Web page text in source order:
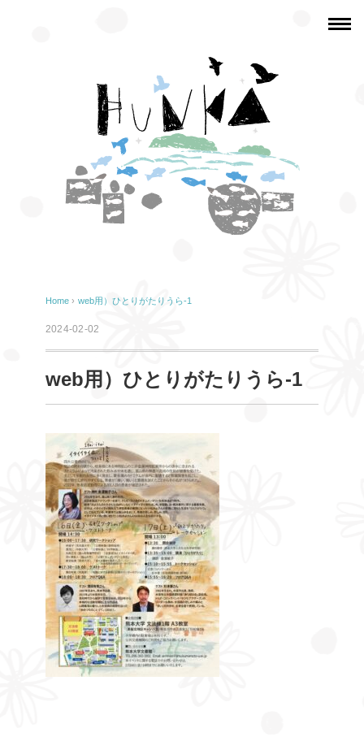
Home › web用）ひとりがたりうら-1
2024-02-02
web用）ひとりがたりうら-1